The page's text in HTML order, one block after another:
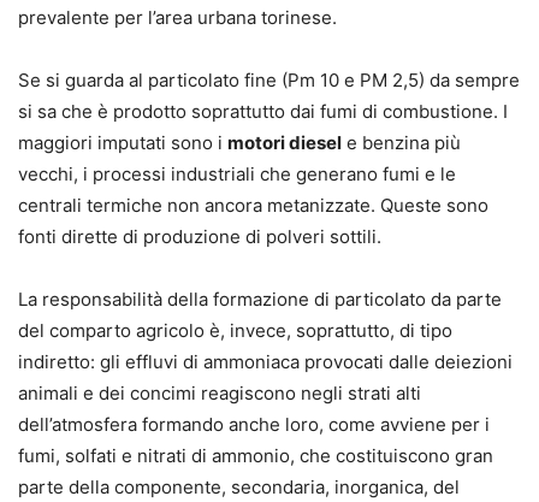
prevalente per l’area urbana torinese.
Se si guarda al particolato fine (Pm 10 e PM 2,5) da sempre
si sa che è prodotto soprattutto dai fumi di combustione. I
maggiori imputati sono i motori diesel e benzina più
vecchi, i processi industriali che generano fumi e le
centrali termiche non ancora metanizzate. Queste sono
fonti dirette di produzione di polveri sottili.
La responsabilità della formazione di particolato da parte
del comparto agricolo è, invece, soprattutto, di tipo
indiretto: gli effluvi di ammoniaca provocati dalle deiezioni
animali e dei concimi reagiscono negli strati alti
dell’atmosfera formando anche loro, come avviene per i
fumi, solfati e nitrati di ammonio, che costituiscono gran
parte della componente, secondaria, inorganica, del